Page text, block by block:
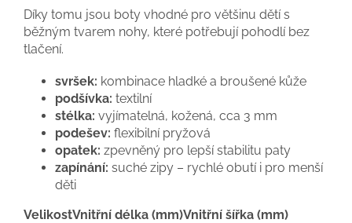
Díky tomu jsou boty vhodné pro většinu dětí s
běžným tvarem nohy, které potřebují pohodlí bez
tlačení.
svršek: kombinace hladké a broušené kůže
podšívka: textilní
stélka: vyjímatelná, kožená, cca 3 mm
podešev: flexibilní pryžová
opatek: zpevněný pro lepší stabilitu paty
zapínání: suché zipy – rychlé obutí i pro menší
děti
VelikostVnitřní délka (mm)Vnitřní šířka (mm)